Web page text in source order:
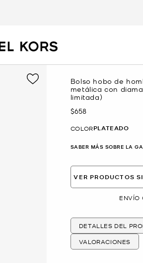
Bolso hobo de
metálica con
limitada)
Ahora
$658
COLORPLATEADO
SABER MÁS SOBRE LA
VER PRODUCTOS
ENVÍO
DETALLES DEL
VALORACIONES